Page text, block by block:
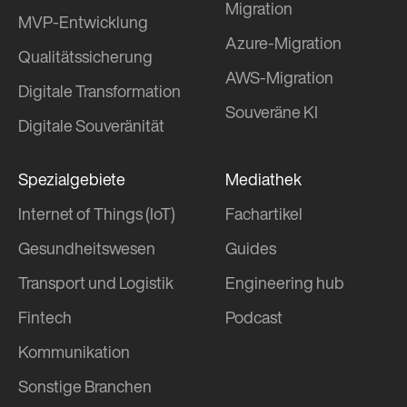
MVP-Entwicklung
Qualitätssicherung
Digitale Transformation
Digitale Souveränität
Migration
Azure-Migration
AWS-Migration
Souveräne KI
Spezialgebiete
Internet of Things (IoT)
Gesundheitswesen
Transport und Logistik
Fintech
Kommunikation
Sonstige Branchen
Mediathek
Fachartikel
Guides
Engineering hub
Podcast